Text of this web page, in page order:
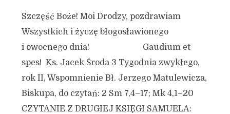
Szczęść Boże! Moi Drodzy, pozdrawiam
Wszystkich i życzę błogosławionego
i owocnego dnia! Gaudium et
spes! Ks. Jacek Środa 3 Tygodnia zwykłego,
rok II, Wspomnienie Bł. Jerzego Matulewicza,
Biskupa, do czytań: 2 Sm 7,4–17; Mk 4,1–20
CZYTANIE Z DRUGIEJ KSIĘGI SAMUELA: